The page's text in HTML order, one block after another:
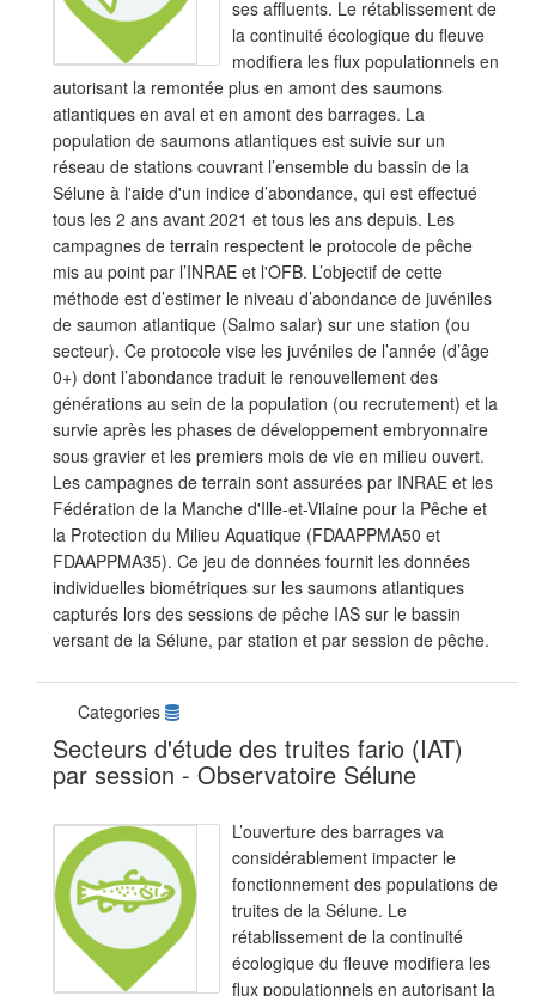
ses affluents. Le rétablissement de
la continuité écologique du fleuve
modifiera les flux populationnels en
autorisant la remontée plus en amont des saumons
atlantiques en aval et en amont des barrages. La
population de saumons atlantiques est suivie sur un
réseau de stations couvrant l’ensemble du bassin de la
Sélune à l'aide d'un indice d’abondance, qui est effectué
tous les 2 ans avant 2021 et tous les ans depuis. Les
campagnes de terrain respectent le protocole de pêche
mis au point par l’INRAE et l'OFB. L’objectif de cette
méthode est d’estimer le niveau d’abondance de juvéniles
de saumon atlantique (Salmo salar) sur une station (ou
secteur). Ce protocole vise les juvéniles de l’année (d’âge
0+) dont l’abondance traduit le renouvellement des
générations au sein de la population (ou recrutement) et la
survie après les phases de développement embryonnaire
sous gravier et les premiers mois de vie en milieu ouvert.
Les campagnes de terrain sont assurées par INRAE et les
Fédération de la Manche d'Ille-et-Vilaine pour la Pêche et
la Protection du Milieu Aquatique (FDAAPPMA50 et
FDAAPPMA35). Ce jeu de données fournit les données
individuelles biométriques sur les saumons atlantiques
capturés lors des sessions de pêche IAS sur le bassin
versant de la Sélune, par station et par session de pêche.
Categories
Secteurs d'étude des truites fario (IAT)
par session - Observatoire Sélune
L’ouverture des barrages va
considérablement impacter le
fonctionnement des populations de
truites de la Sélune. Le
rétablissement de la continuité
écologique du fleuve modifiera les
flux populationnels en autorisant la